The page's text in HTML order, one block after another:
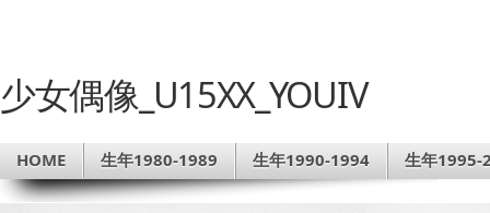
少女偶像_U15XX_YOUIV
HOME 生年1980-1989 生年1990-1994 生年1995-